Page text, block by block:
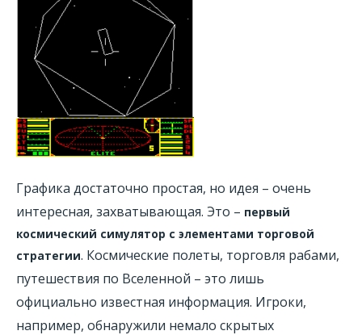
Графика достаточно простая, но идея – очень
интересная, захватывающая. Это – первый
космический симулятор с элементами торговой
стратегии. Космические полеты, торговля рабами,
путешествия по Вселенной – это лишь
официально известная информация. Игроки,
например, обнаружили немало скрытых